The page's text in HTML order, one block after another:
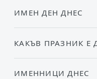
ИМЕН ДЕН ДНЕС
КАКЪВ ПРАЗНИК Е
ИМЕННИЦИ ДНЕС